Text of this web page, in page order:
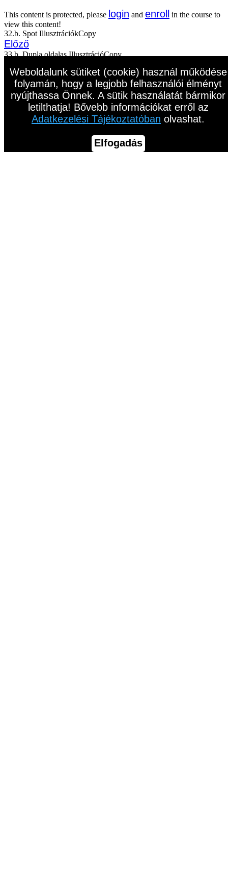
This content is protected, please login and enroll
in the course to
view this content!
32.b. Spot IllusztrációkCopy
Előző
33.b. Dupla oldalas IllusztrációCopy
Weboldalunk sütiket (cookie) használ működése
folyamán, hogy a legjobb felhasználói élményt
nyújthassa Önnek. A sütik használatát bármikor
letilthatja! Bővebb információkat erről az
Adatkezelési Tájékoztatóban olvashat.
Elfogadás